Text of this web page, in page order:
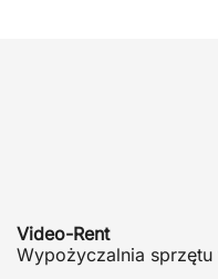
Video-Rent
Wypożyczalnia